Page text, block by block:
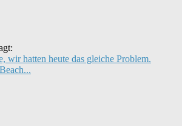
wir hatten heute das gleiche Problem.